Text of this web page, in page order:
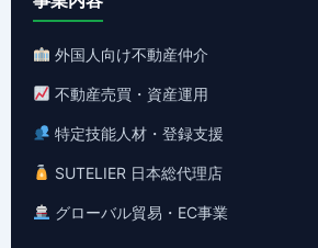
外国人向け不動産仲介
不動産売買・資産運用
特定技能人材・登録支援
SUTELIER 日本総代理店
グローバル貿易・EC事業